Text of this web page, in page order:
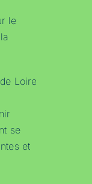
le
Loire
se
et